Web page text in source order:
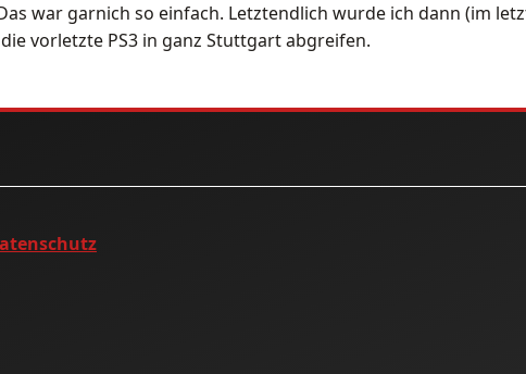
war garnich so einfach. Letztendlich wurde ich dann (im
vorletzte PS3 in ganz Stuttgart abgreifen.